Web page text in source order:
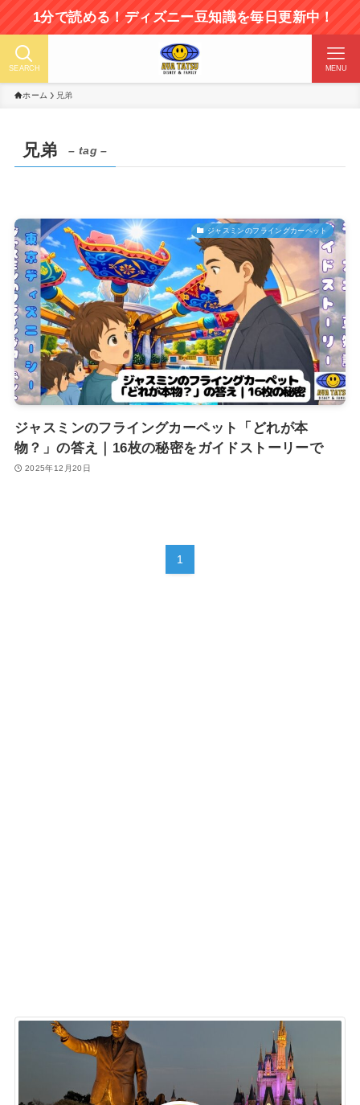
1分で読める！ディズニー豆知識を毎日更新中！
SEARCH MENU
ホーム 兄弟
兄弟 – tag –
ジャスミンのフライングカーペット
ジャスミンのフライングカーペット「どれが本
物？」の答え｜16枚の秘密をガイドストーリーで
2025年12月20日
1